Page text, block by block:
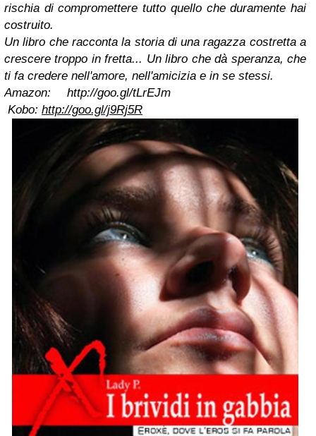
rischia di compromettere tutto quello che duramente hai
costruito.
Un libro che racconta la storia di una ragazza costretta a
crescere troppo in fretta... Un libro che dà speranza, che
ti fa credere nell'amore, nell'amicizia e in se stessi.
Amazon:http://goo.gl/tLrEJm
Kobo: http://goo.gl/j9Rj5R